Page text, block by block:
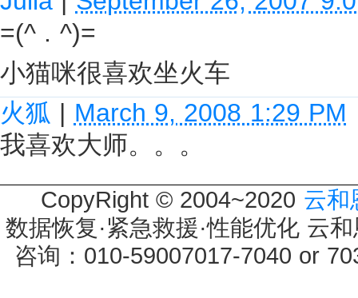
=(^ . ^)=
小猫咪很喜欢坐火车
火狐 | March 9, 2008 1:29 PM
我喜欢大师。。。
CopyRight © 2004~2020 云和
数据恢复·紧急救援·性能优化 云
咨询：010-59007017-7040 or